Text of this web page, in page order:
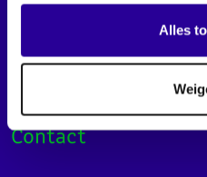
Alles
Contact